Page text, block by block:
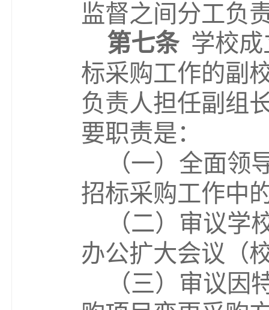
监督之间分工负
第七条 学校
标采购工作的副
负责人担任副组
要职责是：
（一）全面
招标采购工作中
（二） 审议学
办公扩大会议（
（三）审议因